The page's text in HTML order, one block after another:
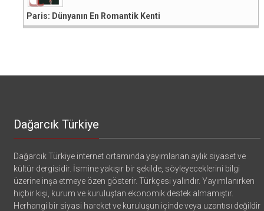
Paris: Dünyanın En Romantik Kenti
Dağarcık Türkiye
Dağarcık Türkiye internet ortamında yayımlanan aylık siyaset ve
kültür dergisidir. İsmine yakışır bir şekilde, söyleyeceklerini bilgi
üzerine inşa etmeye özen gösterir. Türkçesi yalındır. Yayımlanırken
hiçbir kişi, kurum ve kuruluştan ekonomik destek almamıştır.
Herhangi bir siyasi hareket ve kuruluşun içinde veya uzantısı değildir